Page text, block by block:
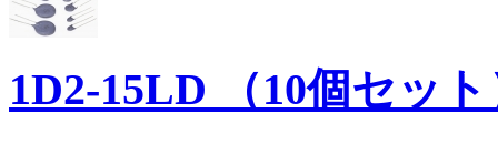
1D2-15LD （10個セッ